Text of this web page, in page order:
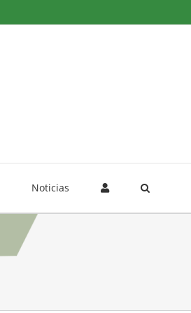
Noticias